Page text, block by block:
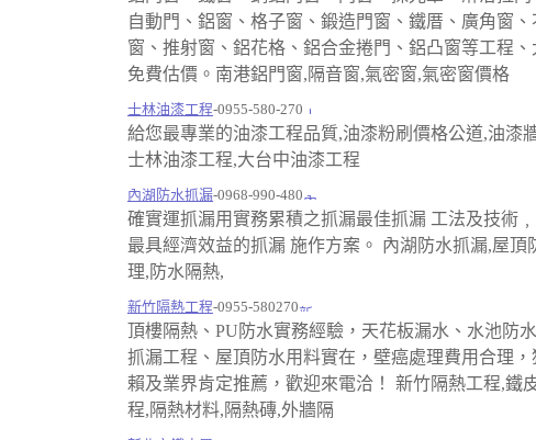
自動門、鋁窗、格子窗、鍛造門窗、鐵厝、廣角窗、
窗、推射窗、鋁花格、鋁合金捲門、鋁凸窗等工程、
免費估價。南港鋁門窗,隔音窗,氣密窗,氣密窗價格
士林油漆工程-0955-580-270
給您最專業的油漆工程品質,油漆粉刷價格公道,油漆
士林油漆工程,大台中油漆工程
內湖防水抓漏-0968-990-480
確實運抓漏用實務累積之抓漏最佳抓漏 工法及技術
最具經濟效益的抓漏 施作方案。 內湖防水抓漏,屋頂
理,防水隔熱,
新竹隔熱工程-0955-580270
頂樓隔熱、PU防水實務經驗，天花板漏水、水池防
抓漏工程、屋頂防水用料實在，壁癌處理費用合理
賴及業界肯定推薦，歡迎來電洽！ 新竹隔熱工程,鐵
程,隔熱材料,隔熱磚,外牆隔